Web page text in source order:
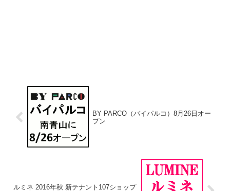
BY PARCO（バイパルコ）8月26日オー
プン
ルミネ 2016年秋 新テナント107ショップ